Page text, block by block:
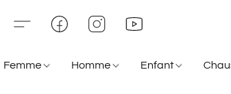
Femme Homme Enfant